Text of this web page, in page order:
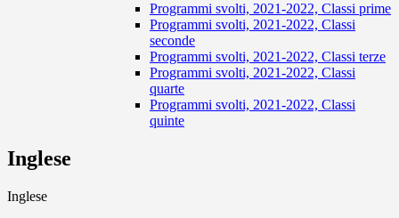
Programmi svolti, 2021-2022, Classi prime
Programmi svolti, 2021-2022, Classi
seconde
Programmi svolti, 2021-2022, Classi terze
Programmi svolti, 2021-2022, Classi
quarte
Programmi svolti, 2021-2022, Classi
quinte
Inglese
Inglese